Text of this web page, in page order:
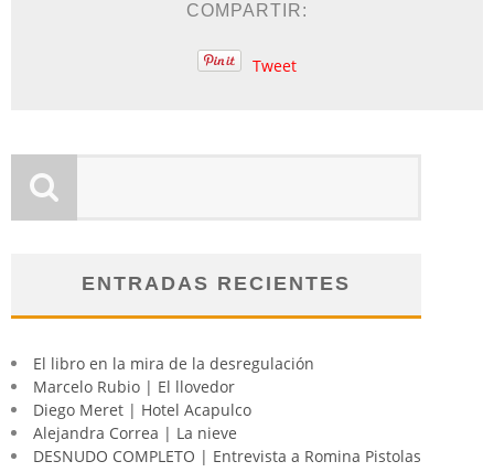
COMPARTIR:
Tweet
ENTRADAS RECIENTES
El libro en la mira de la desregulación
Marcelo Rubio | El llovedor
Diego Meret | Hotel Acapulco
Alejandra Correa | La nieve
DESNUDO COMPLETO | Entrevista a Romina Pistolas